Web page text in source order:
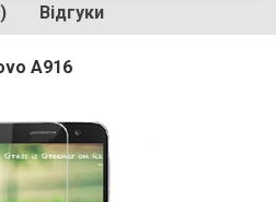
Відгуки
A916